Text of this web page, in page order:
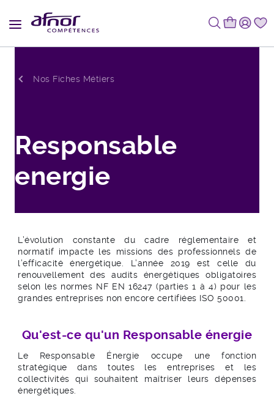
Nos Fiches Métiers
Responsable
energie
L’évolution constante du cadre réglementaire et
normatif impacte les missions des professionnels de
l’efficacité énergétique. L’année 2019 est celle du
renouvellement des audits énergétiques obligatoires
selon les normes NF EN 16247 (parties 1 à 4) pour les
grandes entreprises non encore certifiées ISO 50001.
Qu'est-ce qu'un Responsable énergie
Le Responsable Énergie occupe une fonction
stratégique dans toutes les entreprises et les
collectivités qui souhaitent maîtriser leurs dépenses
énergétiques.